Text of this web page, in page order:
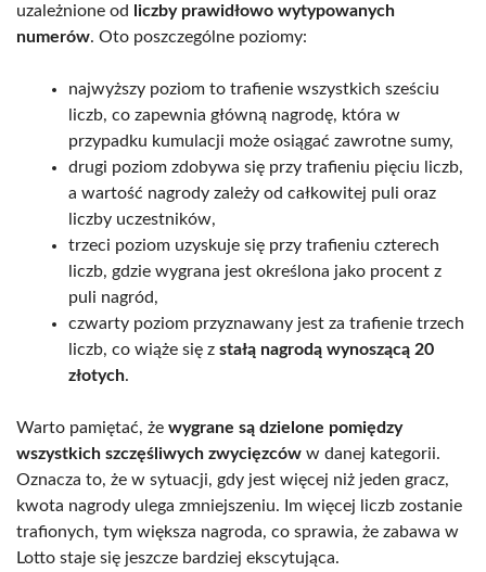
uzależnione od
liczby prawidłowo wytypowanych
numerów. Oto poszczególne poziomy:
najwyższy poziom to trafienie wszystkich sześciu
liczb, co zapewnia główną nagrodę, która w
przypadku kumulacji może osiągać zawrotne sumy,
drugi poziom zdobywa się przy trafieniu pięciu liczb,
a wartość nagrody zależy od całkowitej puli oraz
liczby uczestników,
trzeci poziom uzyskuje się przy trafieniu czterech
liczb, gdzie wygrana jest określona jako procent z
puli nagród,
czwarty poziom przyznawany jest za trafienie trzech
liczb, co wiąże się z stałą nagrodą wynoszącą 20
złotych.
Warto pamiętać, że wygrane są dzielone pomiędzy
wszystkich szczęśliwych zwycięzców w danej kategorii.
Oznacza to, że w sytuacji, gdy jest więcej niż jeden gracz,
kwota nagrody ulega zmniejszeniu. Im więcej liczb zostanie
trafionych, tym większa nagroda, co sprawia, że zabawa w
Lotto staje się jeszcze bardziej ekscytująca.